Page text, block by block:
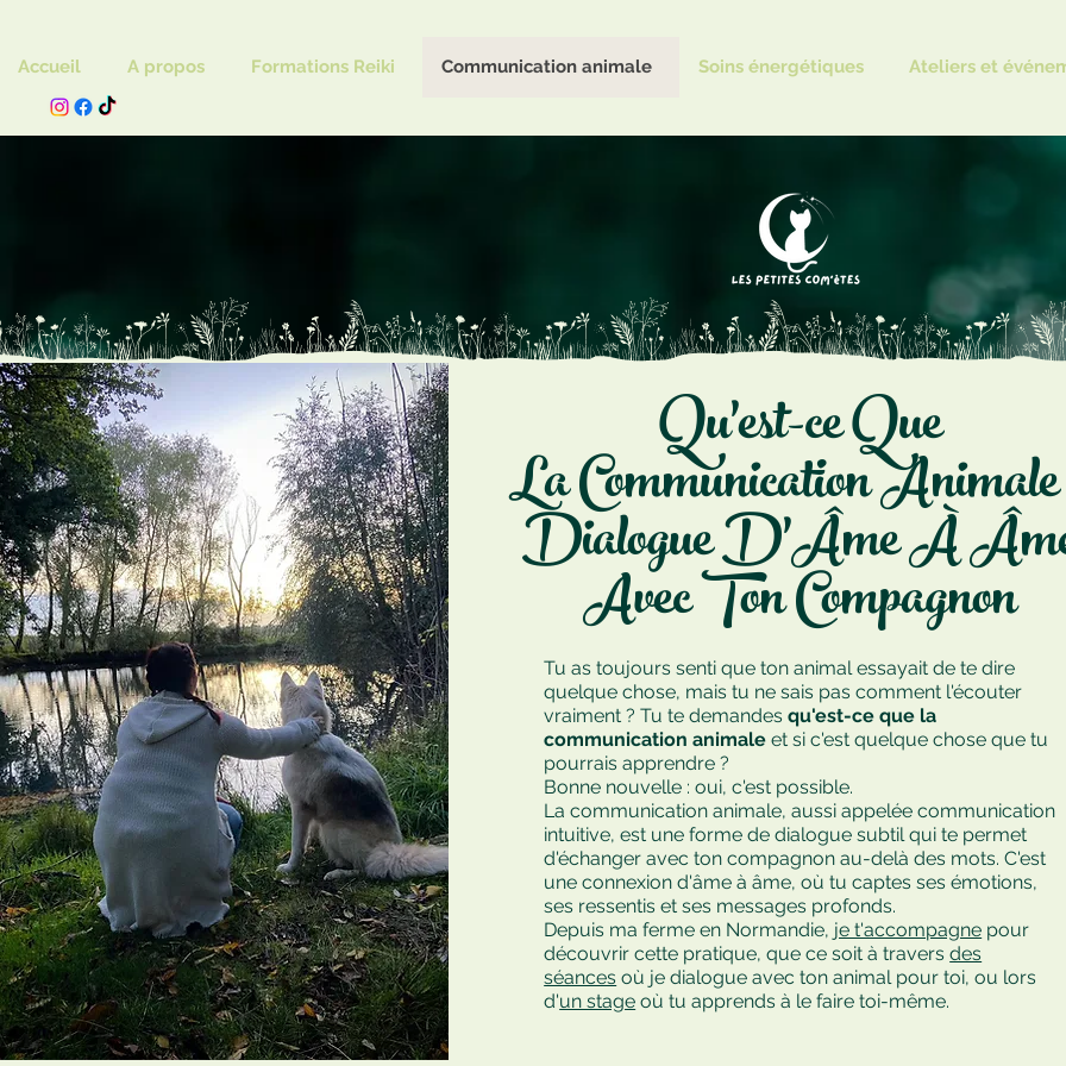
Accueil A propos Formations Reiki Communication animale Soins énergétiques Ateliers et
Qu'est-ce Que
La Communication
Dialogue D'Âme À
Avec Ton Compagnon
Tu as toujours senti que ton animal essayait de te dire
quelque chose, mais tu ne sais pas comment l'écouter
vraiment ? Tu te demandesqu'est-ce que la
communication animale et si c'est quelque chose que tu
pourrais apprendre ?
Bonne nouvelle : oui, c'est possible.
La communication animale, aussi appeléecommunication
intuitive, est une forme de dialogue subtil qui te permet
d'échanger avec ton compagnon au-delà des mots. C'est
une connexion d'âme à âme, où tu captes ses émotions,
ses ressentis et ses messages profonds.
Depuis ma ferme en Normandie, je t'accompagne pour
découvrir cette pratique, que ce soit à traversdes
séances où je dialogue avec ton animal pour toi, ou lors
d'un stage où tu apprends à le faire toi-même.